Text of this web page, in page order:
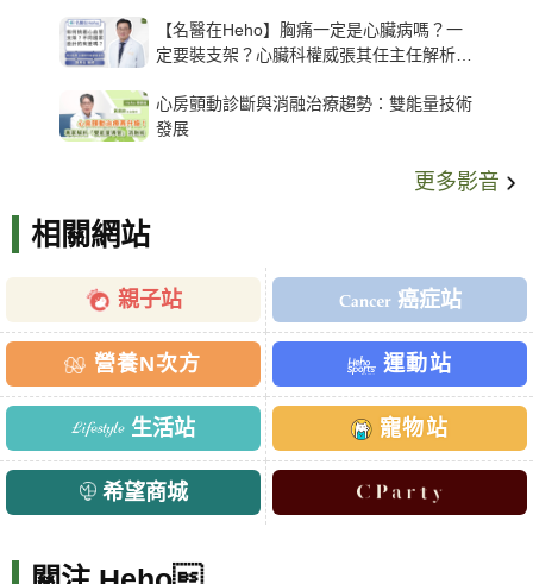
【名醫在Heho】胸痛一定是心臟病嗎？一
定要裝支架？心臟科權威張其任主任解析支
心房顫動診斷與消融治療趨勢：雙能量技術
發展
更多影音
相關網站
親子站 癌症站
營養N次方 運動站
生活站 寵物站
希望商城